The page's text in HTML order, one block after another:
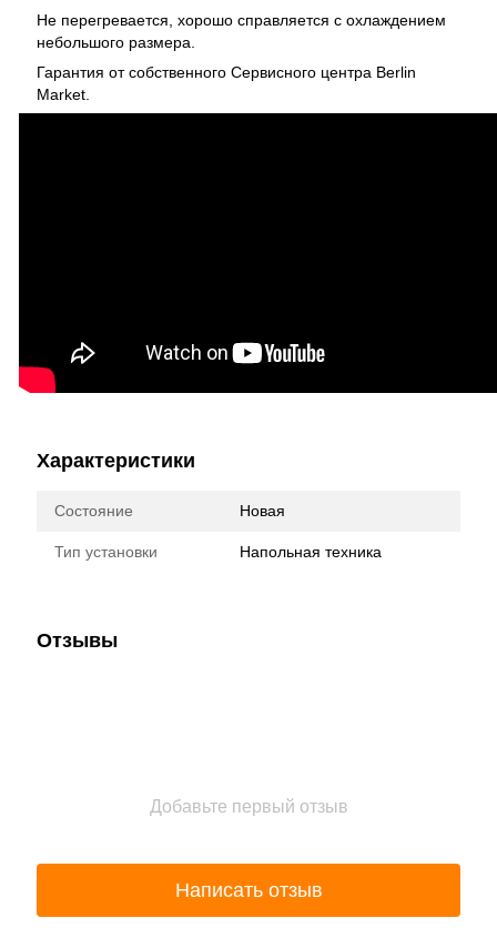
Не перегревается, хорошо справляется с охлаждением
небольшого размера.
Гарантия от собственного Сервисного центра Berlin
Market.
Характеристики
Состояние Новая
Тип установки Напольная техника
Отзывы
Добавьте первый отзыв
Написать отзыв